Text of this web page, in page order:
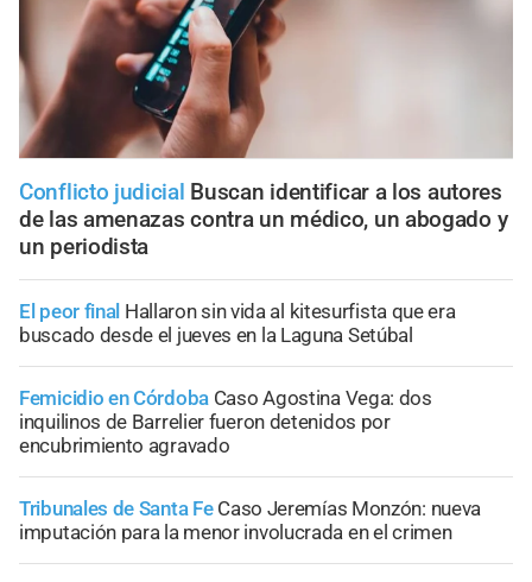
Conflicto judicial Buscan identificar a los autores
de las amenazas contra un médico, un abogado y
un periodista
El peor final Hallaron sin vida al kitesurfista que era
buscado desde el jueves en la Laguna Setúbal
Femicidio en Córdoba Caso Agostina Vega: dos
inquilinos de Barrelier fueron detenidos por
encubrimiento agravado
Tribunales de Santa Fe Caso Jeremías Monzón: nueva
imputación para la menor involucrada en el crimen